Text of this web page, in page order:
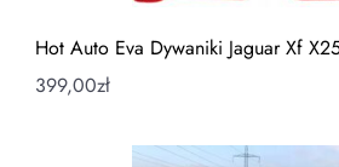
Hot Auto Eva Dywaniki Jaguar Xf
399,00zł